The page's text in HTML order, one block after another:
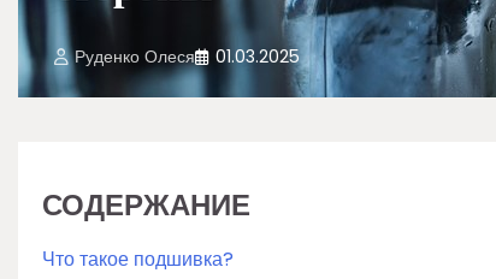
Руденко Олеся 01.03.2025
СОДЕРЖАНИЕ
Что такое подшивка?